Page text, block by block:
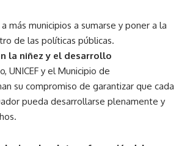
más municipios a sumarse y poner a la
de las políticas públicas.
la niñez y el desarrollo
UNICEF y el Municipio de
su compromiso de garantizar que cada
pueda desarrollarse plenamente y